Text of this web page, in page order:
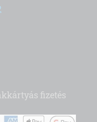
fizetés